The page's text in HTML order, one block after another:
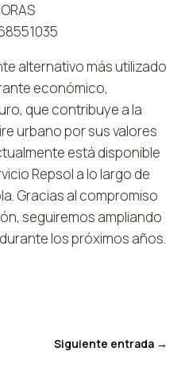
alternativo más utilizado
económico,
que contribuye a la
urbano por sus valores
está disponible
Repsol a lo largo de
Gracias al compromiso
seguiremos ampliando
los próximos años.
Siguiente entrada→